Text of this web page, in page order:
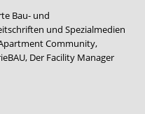
Bau- und
und Spezialmedien
Community,
, Der Facility Manager